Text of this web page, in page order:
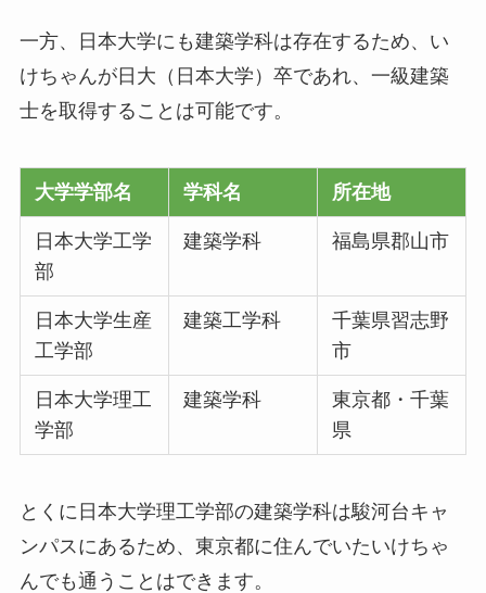
一方、日本大学にも建築学科は存在するため、い
けちゃんが日大（日本大学）卒であれ、一級建築
士を取得することは可能です。
大学学部名 学科名 所在地
日本大学工学
部
建築学科 福島県郡山市
日本大学生産
工学部
建築工学科
千葉県習志野
市
日本大学理工
学部
建築学科
東京都・千葉
県
とくに日本大学理工学部の建築学科は駿河台キャ
ンパスにあるため、東京都に住んでいたいけちゃ
んでも通うことはできます。